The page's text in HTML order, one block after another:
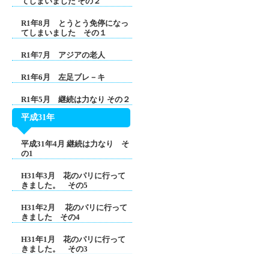
R1年8月 とうとう免停になっ
てしまいました その１
R1年7月 アジアの老人
R1年6月 左足ブレ－キ
R1年5月 継続は力なり その２
平成31年
平成31年4月 継続は力なり そ
の1
H31年3月 花のパリに行って
きました。 その5
H31年2月 花のパリに行って
きました その4
H31年1月 花のパリに行って
きました。 その3